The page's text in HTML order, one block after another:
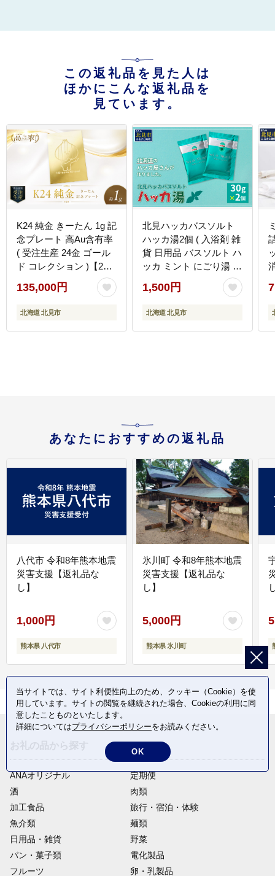
この返礼品を見た人は
ほかにこんな返礼品を
見ています。
K24 純金 きーたん 1g 記
念プレート 高Au含有率
( 受注生産 24金 ゴール
ド コレクション )【220-
135,000円
北海道 北見市
北見ハッカバスソルト
ハッカ湯2個 ( 入浴剤 雑
貨 日用品 バスソルト ハ
ッカ ミント にごり湯 天
然和種ハッカ ペパーミ
ントグリーン お風呂 バ
スグッズ バス )【007-
1,500円
北海道 北見市
あなたにおすすめの返礼品
八代市 令和8年熊本地震
災害支援【返礼品な
し】
1,000円
熊本県 八代市
氷川町 令和8年熊本地震
災害支援【返礼品な
し】
5,000円
熊本県 氷川町
ANAオリジナル
定期便
酒
肉類
加工食品
旅行・宿泊・体験
魚介類
麺類
日用品・雑貨
野菜
パン・菓子類
電化製品
フルーツ
卵・乳製品
当サイトでは、サイト利便性向上のため、クッキー（Cookie）を使
用しています。サイトの閲覧を継続された場合、Cookieの利用に同
意したことものといたします。
詳細についてはプライバシーポリシーをお読みください。
OK